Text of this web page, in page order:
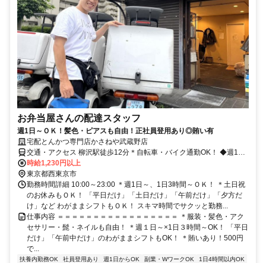
お弁当屋さんの配達スタッフ
週1日～ＯＫ！髪色・ピアスも自由！正社員登用あり◎賄い有
宅配とんかつ専門店かさねや武蔵野店
交通・アクセス 柳沢駅徒歩12分＊自転車・バイク通勤OK！ ◆週1日
～1日3時間～OK◆食事補助（お弁当）あり◆服装・髪色・ピアスも
自由◆正社員登用あり
時給1,230円以上
東京都西東京市
勤務時間詳細 10:00～23:00 ＊週1日～、1日3時間～ＯＫ！ ＊土日祝
のお休みもＯＫ！ 「平日だけ」「土日だけ」「午前だけ」「夕方だ
け」など わがままシフトもＯＫ！ スキマ時間でサクッと勤務...
仕事内容 ＝＝＝＝＝＝＝＝＝＝＝＝＝＝＝＝＝ ＊服装・髪色・アク
セサリー・髭・ネイルも自由！ ＊週１日～×1日３時間～OK！ 「平日
だけ」「午前中だけ」のわがままシフトもOK！ ＊賄いあり！500円
で...
扶養内勤務OK 社員登用あり 週1日からOK 副業・WワークOK
1日4時間以内OK